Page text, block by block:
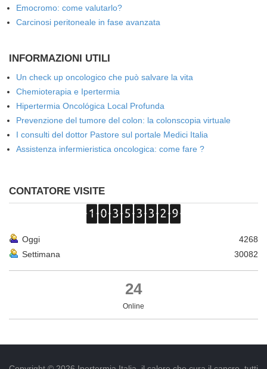
Emocromo: come valutarlo?
Carcinosi peritoneale in fase avanzata
INFORMAZIONI UTILI
Un check up oncologico che può salvare la vita
Chemioterapia e Ipertermia
Hipertermia Oncológica Local Profunda
Prevenzione del tumore del colon: la colonscopia virtuale
I consulti del dottor Pastore sul portale Medici Italia
Assistenza infermieristica oncologica: come fare ?
CONTATORE VISITE
Oggi
4268
Settimana
30082
24
Online